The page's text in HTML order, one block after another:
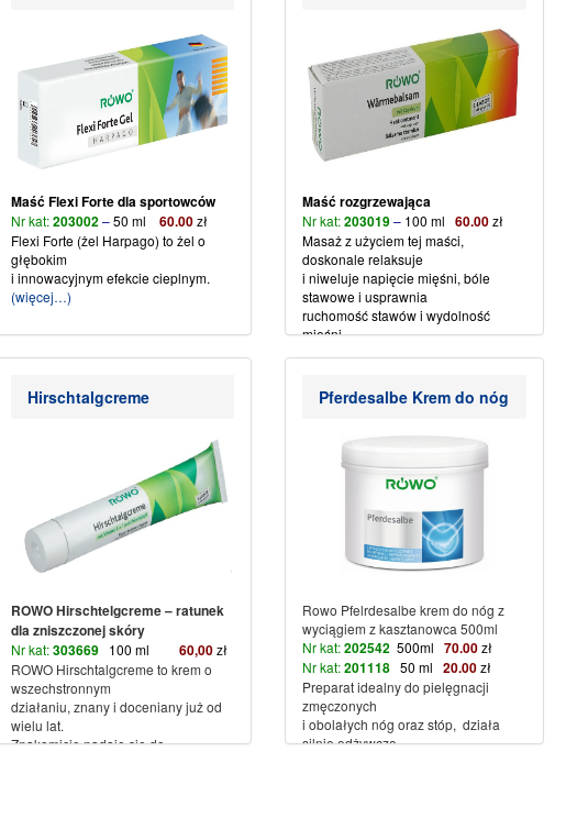
Maść Flexi Forte dla sportowców
Nr kat:203002–50 ml 60.00 zł
Flexi Forte (żel Harpago) to żel o
głębokim
i innowacyjnym efekcie cieplnym.
(więcej…)
Maść rozgrzewająca
Nr kat:203019– 100 ml 60.00zł
Masaż z użyciem tej maści,
doskonale relaksuje
i niweluje napięcie mięśni, bóle
stawowe i usprawnia
ruchomość stawów i wydolność
mięśni.
Hirschtalgcreme
ROWO Hirschtelgcreme – ratunek
dla zniszczonej skóry
Nr kat:303669 100 ml 60,00zł
ROWO Hirschtalgcreme to krem o
wszechstronnym
działaniu, znany i doceniany już od
wielu lat.
Znakomicie nadaje się do
Pferdesalbe Krem do nóg
Rowo Pfelrdesalbe krem do nóg z
wyciągiem z kasztanowca 500ml
Nr kat:202542 500ml70.00zł
Nr kat:20111850 ml20.00zł
Preparat idealny do pielęgnacji
zmęczonych
i obolałych nóg oraz stóp, działa
silnie odżywczo